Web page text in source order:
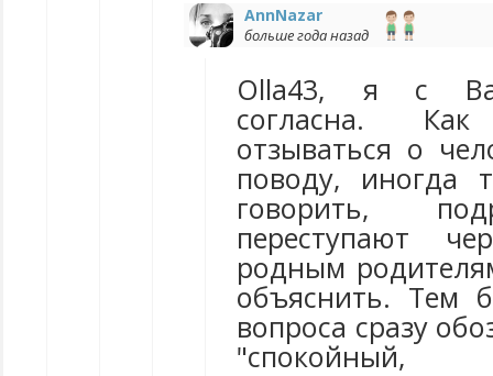
AnnNazar
больше года назад
Olla43, я с
согласна.
отзываться о
поводу, иногда
говорить,
переступают
родным
объяснить. Тем
вопроса сразу
"спокойный,